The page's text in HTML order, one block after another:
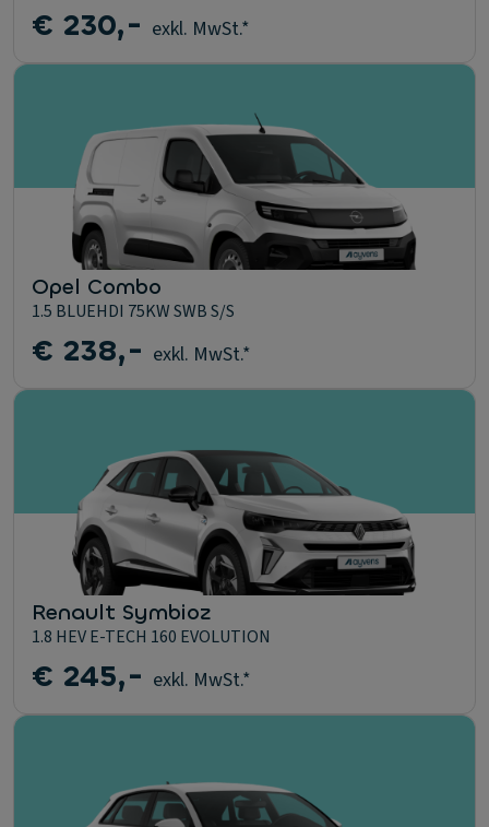
€ 230,- exkl. MwSt.*
Opel Combo
1.5 BLUEHDI 75KW SWB S/S
€ 238,- exkl. MwSt.*
Renault Symbioz
1.8 HEV E-TECH 160 EVOLUTION
€ 245,- exkl. MwSt.*